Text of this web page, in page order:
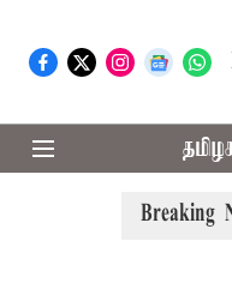
Breaking
முதல்-அமைச்சர்